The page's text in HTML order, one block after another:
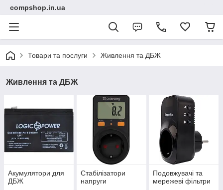
compshop.in.ua
Товари та послуги Живлення та ДБЖ
Живлення та ДБЖ
Акумулятори для
ДБЖ
Стабілізатори
напруги
Подовжувачі та
мережеві фільтри